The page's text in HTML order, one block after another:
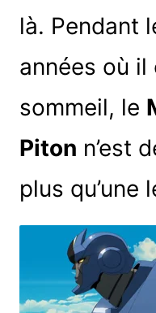
là. Pendant
années où
sommeil, le
Piton n’est
plus qu’une